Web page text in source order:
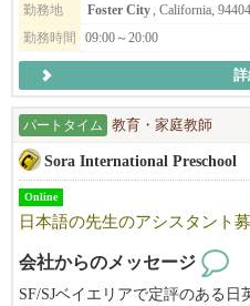
勤務地
Foster City , California, 94404
勤務時間
09:00～20:00
詳
パートタイム 教育・家庭教師
Sora International Preschool
Online
日本語の先生のアシスタント
会社からのメッセージ
SF/SJベイエリアで定評のある